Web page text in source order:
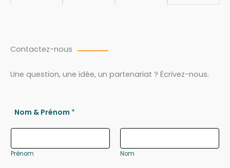
Contactez-nous
Une question, une idée, un partenariat ? Écrivez-nous.
Nom & Prénom *
Prénom Nom